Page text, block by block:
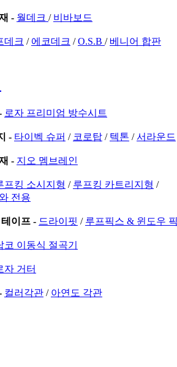
- 월데크 / 비바보드
데크 / 에코데크 /O.S.B / 베니어 합판
로자 프리미엄 방수시트
- 타이벡 슈퍼 / 코로탑 / 텍톤 /서라운드
- 지오 멤브레인
프킹 소시지형 / 루프킹 카트리지형 /
전용
이프 - 드라이핏 / 루프픽스 & 윈도우
코 이동식 절곡기
자 거터
컬러각관 / 아연도 각관